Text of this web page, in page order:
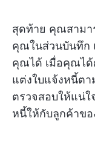
สุดท้าย คุณสามา
คุณในส่วนบันทึก
คุณได้ เมื่อคุณได้
แต่งใบแจ้งหนี้ต
ตรวจสอบให้แน่ใ
หนี้ให้กับลูกค้าขอ